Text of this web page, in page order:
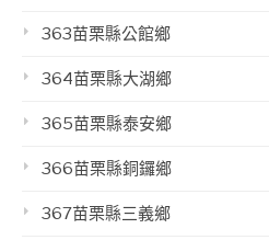
363苗栗縣公館鄉
364苗栗縣大湖鄉
365苗栗縣泰安鄉
366苗栗縣銅鑼鄉
367苗栗縣三義鄉